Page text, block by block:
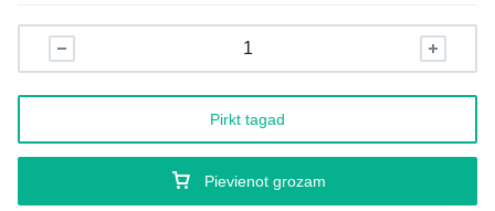
Pievienot grozam
Pirkt tagad